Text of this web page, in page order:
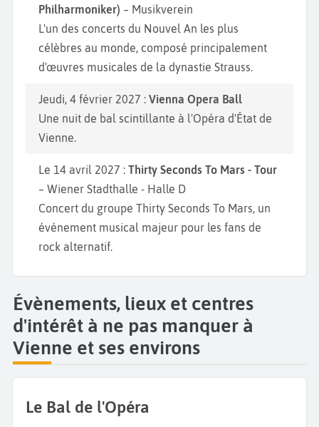
Philharmoniker) – Musikverein
L'un des concerts du Nouvel An les plus
célèbres au monde, composé principalement
d'œuvres musicales de la dynastie Strauss.
Jeudi, 4 février 2027 : Vienna Opera Ball
Une nuit de bal scintillante à l'Opéra d'État de
Vienne.
Le 14 avril 2027 : Thirty Seconds To Mars - Tour
– Wiener Stadthalle - Halle D
Concert du groupe Thirty Seconds To Mars, un
événement musical majeur pour les fans de
rock alternatif.
Évènements, lieux et centres
d'intérêt à ne pas manquer à
Vienne et ses environs
Le Bal de l'Opéra